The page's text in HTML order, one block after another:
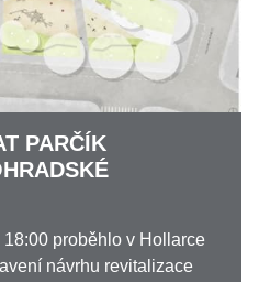
PARČÍK
proběhlo v Hollarce
návrhu revitalizace